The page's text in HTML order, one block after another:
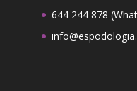
644 244 878